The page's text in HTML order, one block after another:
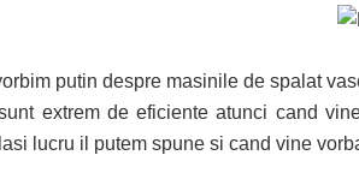
putin despre masinile de spalat
extrem de eficiente atunci cand
lucru il putem spune si cand vine